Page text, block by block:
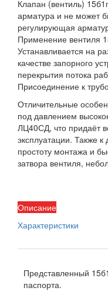
Клапан (вентиль)
арматура и не может
регулирующая
Применение вентиля
Устанавливается на
качестве запорного
перекрытия потока
Присоединение к
Отличительные
под давлением
ЛЦ40СД, что придаёт
эксплуатации. Также
простоту монтажа и
затвора вентиля,
Описание
Характеристики
Представленный
паспорта.